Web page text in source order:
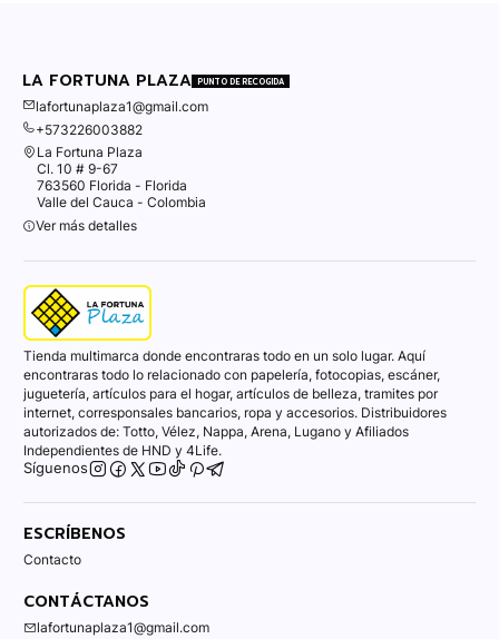
LA FORTUNA PLAZA PUNTO DE RECOGIDA
lafortunaplaza1@gmail.com
+573226003882
La Fortuna Plaza
Cl. 10 # 9-67
763560 Florida - Florida
Valle del Cauca - Colombia
Ver más detalles
Tienda multimarca donde encontraras todo en un solo lugar. Aquí
encontraras todo lo relacionado con papelería, fotocopias, escáner,
juguetería, artículos para el hogar, artículos de belleza, tramites por
internet, corresponsales bancarios, ropa y accesorios. Distribuidores
autorizados de: Totto, Vélez, Nappa, Arena, Lugano y Afiliados
Independientes de HND y 4Life.
Síguenos
ESCRÍBENOS
Contacto
CONTÁCTANOS
lafortunaplaza1@gmail.com